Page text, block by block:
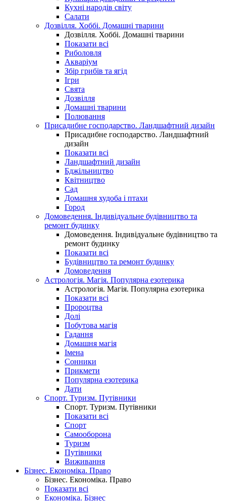
Кухні народів світу
Салати
Дозвілля. Хоббі. Домашні тварини
Дозвілля. Хоббі. Домашні тварини
Показати всі
Риболовля
Акваріум
Збір грибів та ягід
Ігри
Свята
Дозвілля
Домашні тварини
Полювання
Присадибне господарство. Ландшафтний дизайн
Присадибне господарство. Ландшафтний
дизайн
Показати всі
Ландшафтний дизайн
Бджільництво
Квітництво
Сад
Домашня худоба і птахи
Город
Домоведення. Індивідуальне будівництво та
ремонт будинку
Домоведення. Індивідуальне будівництво та
ремонт будинку
Показати всі
Будівництво та ремонт будинку
Домоведення
Астрологія. Магія. Популярна езотерика
Астрологія. Магія. Популярна езотерика
Показати всі
Пророцтва
Долі
Побутова магія
Гадання
Домашня магія
Імена
Сонники
Прикмети
Популярна езотерика
Дати
Спорт. Туризм. Путівники
Спорт. Туризм. Путівники
Показати всі
Спорт
Самооборона
Туризм
Путівники
Виживання
Бізнес. Економіка. Право
Бізнес. Економіка. Право
Показати всі
Економіка. Бізнес